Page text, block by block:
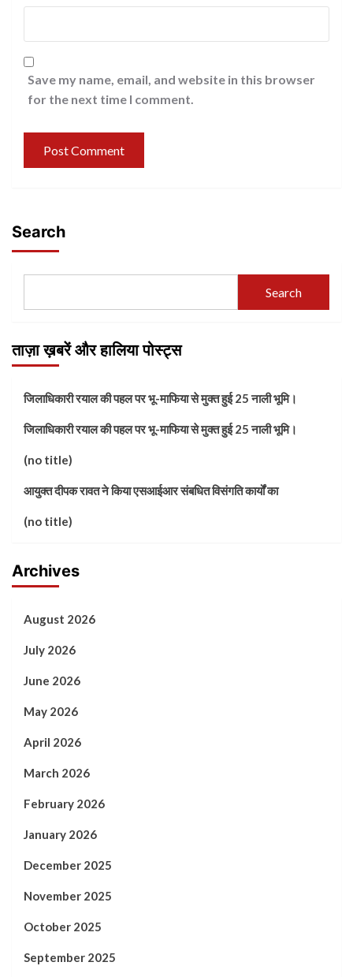
Save my name, email, and website in this browser
for the next time I comment.
Search
Search
ताज़ा ख़बरें और हालिया पोस्ट्स
जिलाधिकारी रयाल की पहल पर भू-माफिया से मुक्त हुई 25 नाली भूमि।
जिलाधिकारी रयाल की पहल पर भू-माफिया से मुक्त हुई 25 नाली भूमि।
(no title)
आयुक्त दीपक रावत ने किया एसआईआर संबधित विसंगति कार्यों का
(no title)
Archives
August 2026
July 2026
June 2026
May 2026
April 2026
March 2026
February 2026
January 2026
December 2025
November 2025
October 2025
September 2025